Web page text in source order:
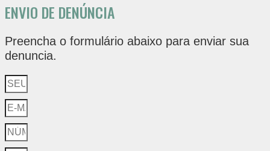
ENVIO DE DENÚNCIA
Preencha o formulário abaixo para enviar sua
denuncia.